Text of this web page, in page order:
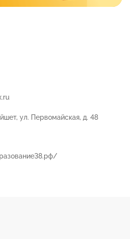
ул. Первомайская, д. 48